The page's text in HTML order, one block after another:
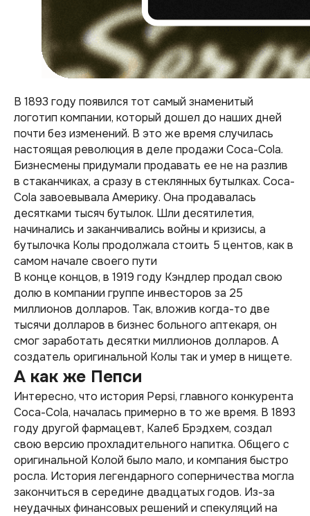
В 1893 году появился тот самый знаменитый
логотип компании, который дошел до наших дней
почти без изменений. В это же время случилась
настоящая революция в деле продажи Coca-Cola.
Бизнесмены придумали продавать ее не на разлив
в стаканчиках, а сразу в стеклянных бутылках. Coca-
Cola завоевывала Америку. Она продавалась
десятками тысяч бутылок. Шли десятилетия,
начинались и заканчивались войны и кризисы, а
бутылочка Колы продолжала стоить 5 центов, как в
самом начале своего пути
В конце концов, в 1919 году Кэндлер продал свою
долю в компании группе инвесторов за 25
миллионов долларов. Так, вложив когда-то две
тысячи долларов в бизнес больного аптекаря, он
смог заработать десятки миллионов долларов. А
создатель оригинальной Колы так и умер в нищете.
А как же Пепси
Интересно, что история Pepsi, главного конкурента
Coca-Cola, началась примерно в то же время. В 1893
году другой фармацевт, Калеб Брэдхем, создал
свою версию прохладительного напитка. Общего с
оригинальной Колой было мало, и компания быстро
росла. История легендарного соперничества могла
закончиться в середине двадцатых годов. Из-за
неудачных финансовых решений и спекуляций на